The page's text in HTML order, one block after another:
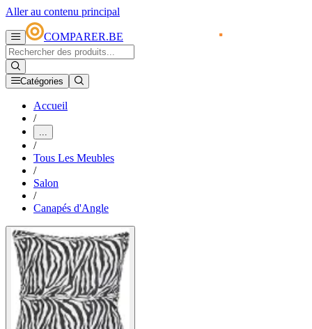
Aller au contenu principal
COMPARER.BE
Catégories
Accueil
/
...
/
Tous Les Meubles
/
Salon
/
Canapés d'Angle